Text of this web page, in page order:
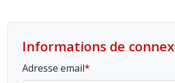
Informations de
Adresse email